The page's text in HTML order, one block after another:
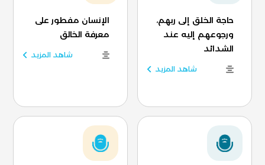
حاجة الخلق إلى ربهم،
ورجوعهم إليه عند
الشدائد
شاهد المزيد
الإنسان مفطور على
معرفة الخالق
شاهد المزيد